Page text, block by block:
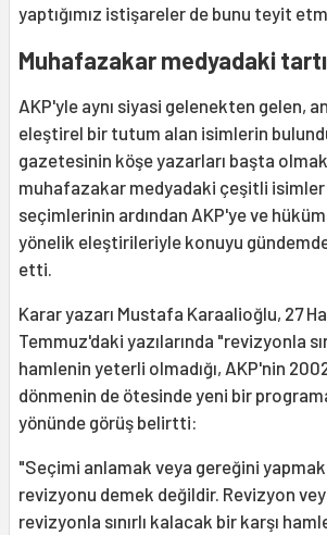
yaptığımız istişareler de bunu teyit
Muhafazakar medyadaki
AKP'yle aynı siyasi gelenekten gelen,
eleştirel bir tutum alan isimlerin
gazetesinin köşe yazarları başta
muhafazakar medyadaki çeşitli isimler
seçimlerinin ardından AKP'ye ve
yönelik eleştirileriyle konuyu
etti.
Karar yazarı Mustafa Karaalioğlu, 27
Temmuz'daki yazılarında "revizyonla
hamlenin yeterli olmadığı, AKP'nin
dönmenin de ötesinde yeni bir
yönünde görüş belirtti:
"Seçimi anlamak veya gereğini
revizyonu demek değildir. Revizyon
revizyonla sınırlı kalacak bir karşı